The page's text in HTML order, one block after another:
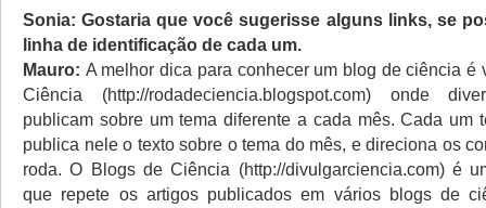
Sonia: Gostaria que você sugerisse alguns links, se
linha de identificação de cada um.
Mauro: A melhor dica para conhecer um blog de ciência é
Ciência (http://rodadeciencia.blogspot.com) onde
publicam sobre um tema diferente a cada mês. Cada um
publica nele o texto sobre o tema do mês, e direciona os
roda. O Blogs de Ciência (http://divulgarciencia.com) é
que repete os artigos publicados em vários blogs de